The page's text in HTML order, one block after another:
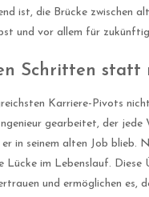
ist, die Brücke zwischen
und vor allem für
Schritten statt
Karriere-Pivots
gearbeitet, der jede
in seinem alten Job blieb.
im Lebenslauf. Diese
und ermöglichen es,